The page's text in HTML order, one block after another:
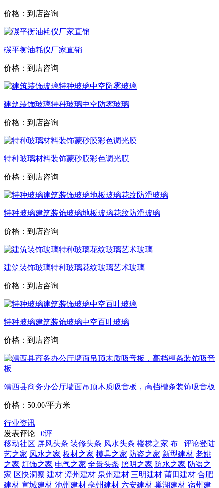
价格：到店咨询
碳平衡油耗仪厂家直销
价格：到店咨询
建筑装饰玻璃特种玻璃中空防雾玻璃
价格：到店咨询
特种玻璃材料装饰蒙砂膜彩色调光膜
价格：到店咨询
特种玻璃建筑装饰玻璃地板玻璃花纹防滑玻璃
价格：到店咨询
建筑装饰玻璃特种玻璃花纹玻璃艺术玻璃
价格：到店咨询
特种玻璃建筑装饰玻璃中空百叶玻璃
价格：到店咨询
靖西县商务办公厅墙面吊顶木质吸音板，高档槽条装饰吸音板
价格：50.00/平方米
行业资讯
发表评论 | 0评
评论登陆
移动社区 屏风头条 装修头条 风水头条 楼梯之家 布
艺之家 风水之家 板材之家 模具之家 防盗之家 新型建材 老姚
之家 灯饰之家 电气之家 全景头条 照明之家 防水之家 防盗之
家 区快洞察 建材 漳州建材 泉州建材 三明建材 莆田建材 合肥
建材 宣城建材 池州建材 亳州建材 六安建材 巢湖建材 宿州建